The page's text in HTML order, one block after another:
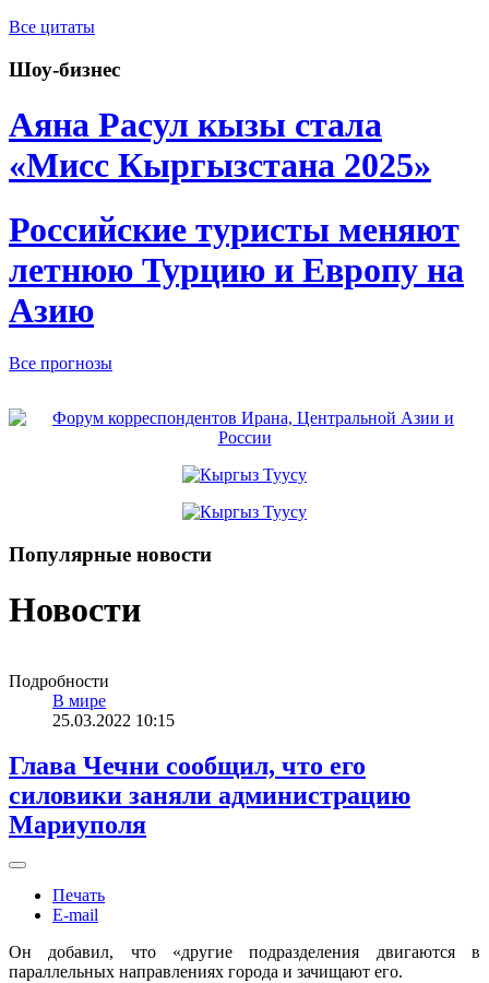
Все цитаты
Шоу-бизнес
Аяна Расул кызы стала
«Мисс Кыргызстана 2025»
Российские туристы меняют
летнюю Турцию и Европу на
Азию
Все прогнозы
Популярные новости
Новости
Подробности
В мире
25.03.2022 10:15
Глава Чечни сообщил, что его
силовики заняли администрацию
Мариуполя
Печать
E-mail
Он добавил, что «другие подразделения двигаются в
параллельных направлениях города и зачищают его.